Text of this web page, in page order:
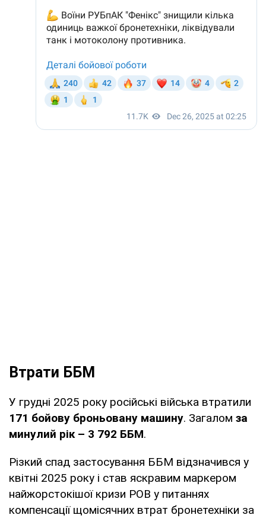
Втрати ББМ
У грудні 2025 року російські війська втратили
171 бойову броньовану машину. Загалом за
минулий рік – 3 792 ББМ.
Різкий спад застосування ББМ відзначився у
квітні 2025 року і став яскравим маркером
найжорстокішої кризи РОВ у питаннях
компенсації щомісячних втрат бронетехніки за